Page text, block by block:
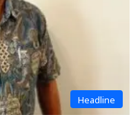
Headline